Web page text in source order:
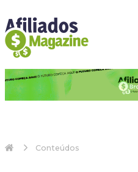
Conteúdos